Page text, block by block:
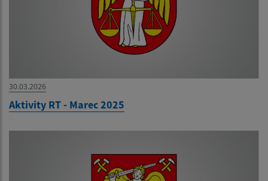
30.03.2026
Aktivity RT - Marec 2025